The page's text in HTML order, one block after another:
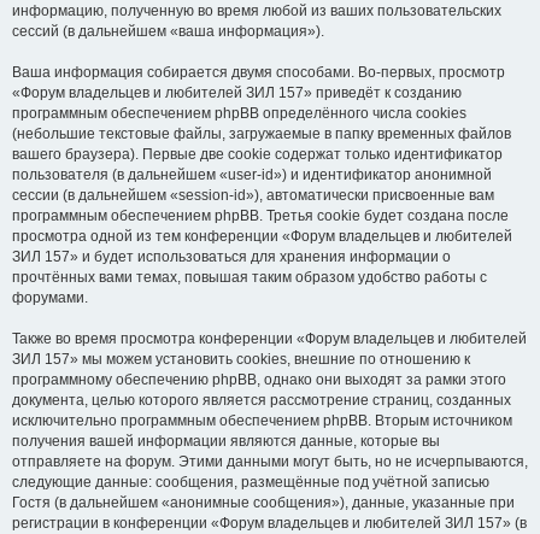
информацию, полученную во время любой из ваших пользовательских
сессий (в дальнейшем «ваша информация»).
Ваша информация собирается двумя способами. Во-первых, просмотр
«Форум владельцев и любителей ЗИЛ 157» приведёт к созданию
программным обеспечением phpBB определённого числа cookies
(небольшие текстовые файлы, загружаемые в папку временных файлов
вашего браузера). Первые две cookie содержат только идентификатор
пользователя (в дальнейшем «user-id») и идентификатор анонимной
сессии (в дальнейшем «session-id»), автоматически присвоенные вам
программным обеспечением phpBB. Третья cookie будет создана после
просмотра одной из тем конференции «Форум владельцев и любителей
ЗИЛ 157» и будет использоваться для хранения информации о
прочтённых вами темах, повышая таким образом удобство работы с
форумами.
Также во время просмотра конференции «Форум владельцев и любителей
ЗИЛ 157» мы можем установить cookies, внешние по отношению к
программному обеспечению phpBB, однако они выходят за рамки этого
документа, целью которого является рассмотрение страниц, созданных
исключительно программным обеспечением phpBB. Вторым источником
получения вашей информации являются данные, которые вы
отправляете на форум. Этими данными могут быть, но не исчерпываются,
следующие данные: сообщения, размещённые под учётной записью
Гостя (в дальнейшем «анонимные сообщения»), данные, указанные при
регистрации в конференции «Форум владельцев и любителей ЗИЛ 157» (в